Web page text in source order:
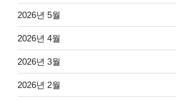
2026년 5월
2026년 4월
2026년 3월
2026년 2월